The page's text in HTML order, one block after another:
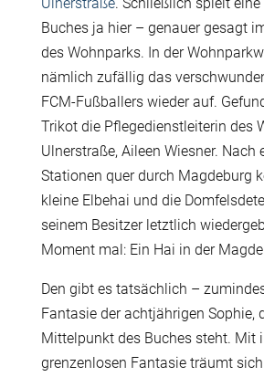
Buches ja hier – genauer gesagt
des Wohnparks. In der
nämlich zufällig das
FCM-Fußballers wieder auf.
Trikot die Pflegedienstleiterin des
Ulnerstraße, Aileen Wiesner. Nach
Stationen quer durch Magdeburg
kleine Elbehai und die
seinem Besitzer letztlich
Moment mal: Ein Hai in der
Den gibt es tatsächlich –
Fantasie der achtjährigen Sophie,
Mittelpunkt des Buches steht. Mit
grenzenlosen Fantasie träumt